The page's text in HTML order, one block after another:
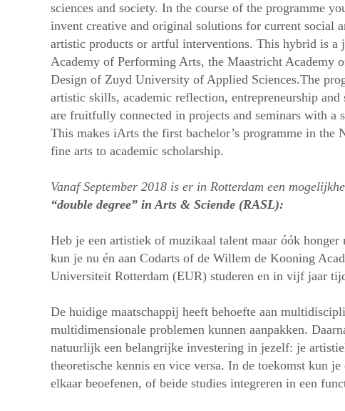
sciences and society. In the course of the programme
invent creative and original solutions for current social
artistic products or artful interventions. This hybrid is a
Academy of Performing Arts, the Maastricht Academy
Design of Zuyd University of Applied Sciences.The
artistic skills, academic reflection, entrepreneurship and
are fruitfully connected in projects and seminars with a
This makes iArts the first bachelor’s programme in
fine arts to academic scholarship.
Vanaf September 2018 is er in Rotterdam een
“double degree” in Arts & Sciende (RASL):
Heb je een artistiek of muzikaal talent maar óók honger
kun je nu én aan Codarts of de Willem de Kooning
Universiteit Rotterdam (EUR) studeren en in vijf jaar
De huidige maatschappij heeft behoefte aan
multidimensionale problemen kunnen aanpakken.
natuurlijk een belangrijke investering in jezelf: je
theoretische kennis en vice versa. In de toekomst kun
elkaar beoefenen, of beide studies integreren in een